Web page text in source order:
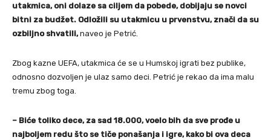
utakmica, oni dolaze sa ciljem da pobede, dobijaju se novci
bitni za budžet. Odložili su utakmicu u prvenstvu, znači da su
ozbiljno shvatili,naveo je Petrić.
Zbog kazne UEFA, utakmica će se u Humskoj igrati bez publike,
odnosno dozvoljen je ulaz samo deci. Petrić je rekao da ima malu
tremu zbog toga.
– Biće toliko dece, za sad 18.000, voelo bih da sve prođe u
najboljem redu što se tiče ponašanja i igre, kako bi ova deca